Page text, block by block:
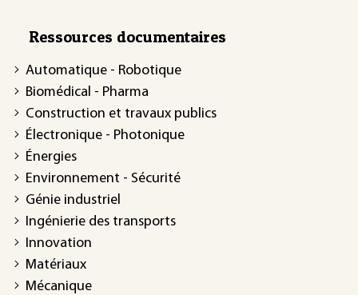
Ressources documentaires
Automatique - Robotique
Biomédical - Pharma
Construction et travaux publics
Électronique - Photonique
Énergies
Environnement - Sécurité
Génie industriel
Ingénierie des transports
Innovation
Matériaux
Mécanique